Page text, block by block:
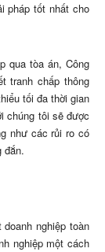
pháp tốt nhất cho
qua tòa án, Công
tranh chấp thông
tối đa thời gian
chúng tôi sẽ được
như các rủi ro có
đắn.
nghiệp toàn
nghiệp một cách